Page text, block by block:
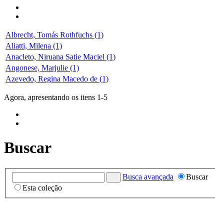
Albrecht, Tomás Rothfuchs (1)
Aliatti, Milena (1)
Anacleto, Niruana Satie Maciel (1)
Angonese, Marjulie (1)
Azevedo, Regina Macedo de (1)
Agora, apresentando os itens 1-5
Buscar
Busca avançada
Buscar
Esta coleção